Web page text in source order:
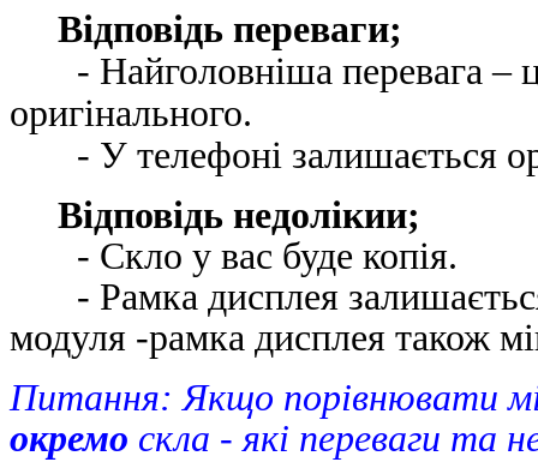
Відповідь переваги;
- Найголовніша перевага –
оригінального.
- У телефоні
Відповідь недолікии;
- Скло у вас буде копія.
- Рамка дисплея
модуля -рамка дисплея також
Питання: Якщо порівнювати
окремо скла - які переваги та